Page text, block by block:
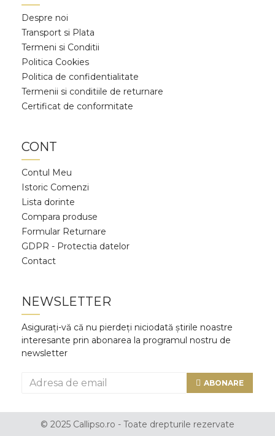
Despre noi
Transport si Plata
Termeni si Conditii
Politica Cookies
Politica de confidentialitate
Termenii si conditiile de returnare
Certificat de conformitate
CONT
Contul Meu
Istoric Comenzi
Lista dorinte
Compara produse
Formular Returnare
GDPR - Protectia datelor
Contact
NEWSLETTER
Asigurați-vă că nu pierdeți niciodată știrile noastre
interesante prin abonarea la programul nostru de
newsletter
ABONARE
© 2025 Callipso.ro - Toate drepturile rezervate